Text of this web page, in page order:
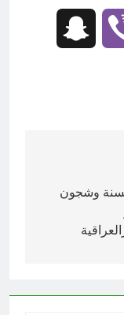
Viber
وشجون